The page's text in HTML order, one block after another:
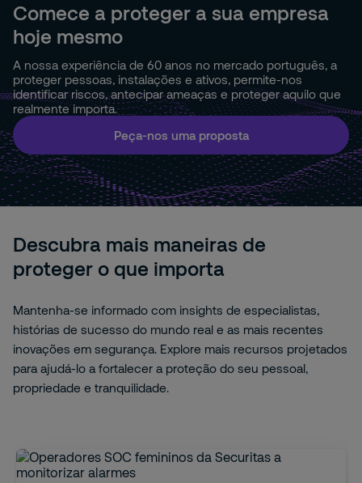
Comece a proteger a sua empresa
hoje mesmo
A nossa experiência de 60 anos no mercado português, a
proteger pessoas, instalações e ativos, permite-nos
identificar riscos, antecipar ameaças e proteger aquilo que
realmente importa.
Peça-nos uma proposta
Descubra mais maneiras de
proteger o que importa
Mantenha-se informado com insights de especialistas,
histórias de sucesso do mundo real e as mais recentes
inovações em segurança. Explore mais recursos projetados
para ajudá-lo a fortalecer a proteção do seu pessoal,
propriedade e tranquilidade.